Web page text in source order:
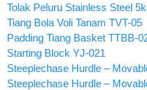
Tolak Peluru Stainless Steel
Tiang Bola Voli Tanam TVT-05
Padding Tiang Basket TTBB-
Starting Block YJ-021
Steeplechase Hurdle –
Steeplechase Hurdle –